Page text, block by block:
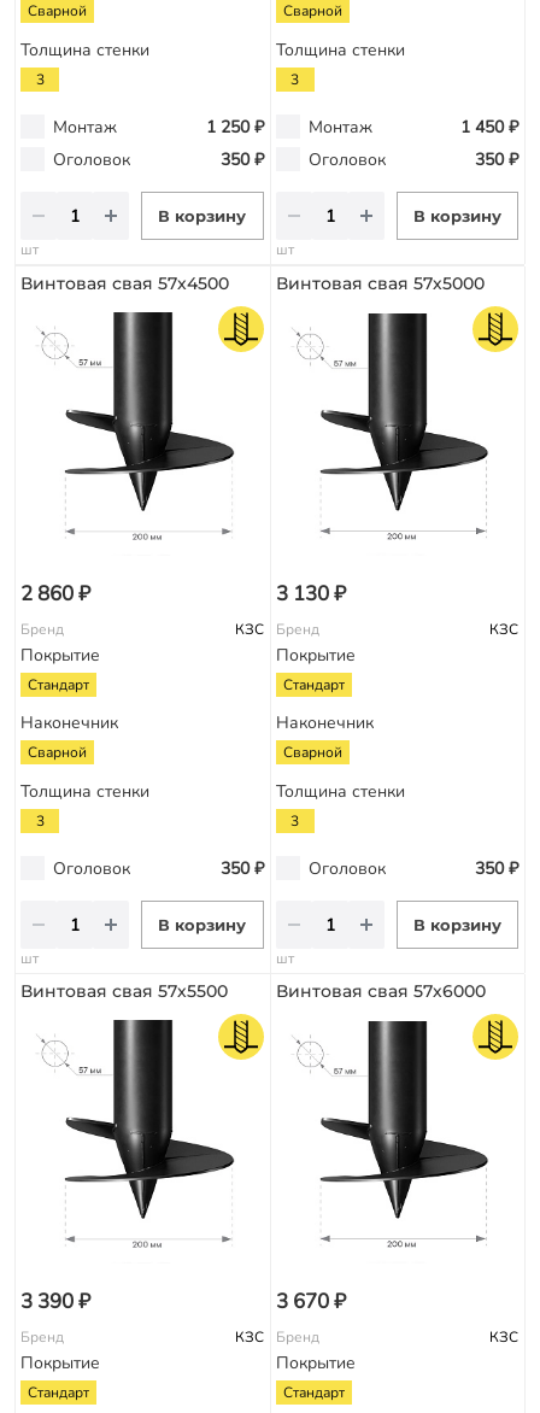
Сварной
Толщина стенки
3
Монтаж
1 250 ₽
Оголовок
350 ₽
В корзину
шт
Сварной
Толщина стенки
3
Монтаж
1 450 ₽
Оголовок
350 ₽
В корзину
шт
Винтовая свая 57х4500
2 860 ₽
Бренд КЗС
Покрытие
Стандарт
Наконечник
Сварной
Толщина стенки
3
Оголовок 350 ₽
В корзину
шт
Винтовая свая 57х5000
3 130 ₽
Бренд КЗС
Покрытие
Стандарт
Наконечник
Сварной
Толщина стенки
3
Оголовок 350 ₽
В корзину
шт
Винтовая свая 57х5500
3 390 ₽
Бренд КЗС
Покрытие
Стандарт
Винтовая свая 57х6000
3 670 ₽
Бренд КЗС
Покрытие
Стандарт